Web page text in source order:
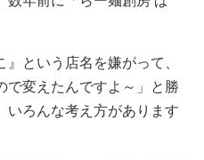
という店名を嫌がって、
で変えたんですよ～」と勝
いろんな考え方があります